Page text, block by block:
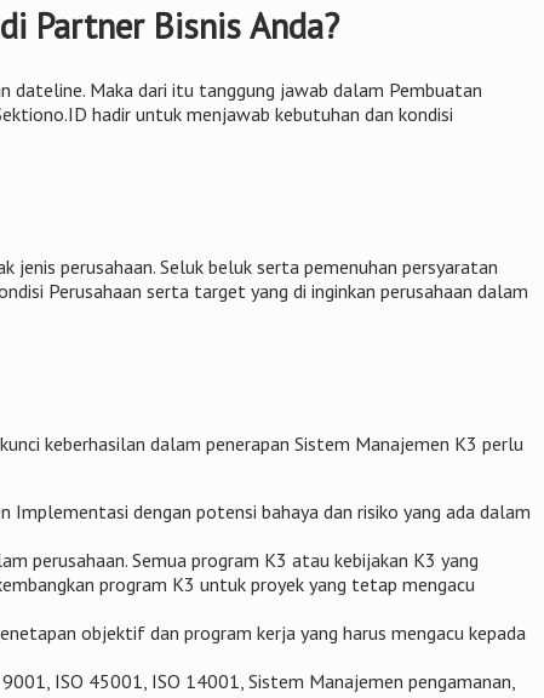
Partner Bisnis Anda?
dateline. Maka dari itu tanggung jawab dalam Pembuatan
hadir untuk menjawab kebutuhan dan kondisi
jenis perusahaan. Seluk beluk serta pemenuhan persyaratan
Perusahaan serta target yang di inginkan perusahaan dalam
keberhasilan dalam penerapan Sistem Manajemen K3 perlu
Implementasi dengan potensi bahaya dan risiko yang ada dalam
perusahaan. Semua program K3 atau kebijakan K3 yang
program K3 untuk proyek yang tetap mengacu
objektif dan program kerja yang harus mengacu kepada
ISO 45001, ISO 14001, Sistem Manajemen pengamanan,